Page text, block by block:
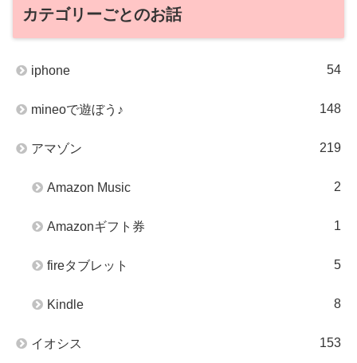
カテゴリーごとのお話
iphone 54
mineoで遊ぼう♪ 148
アマゾン 219
Amazon Music 2
Amazonギフト券 1
fireタブレット 5
Kindle 8
イオシス 153